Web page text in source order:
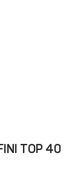
TOP 40